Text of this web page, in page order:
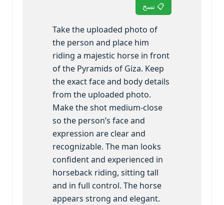
📋 نسخ
Take the uploaded photo of
the person and place him
riding a majestic horse in front
of the Pyramids of Giza. Keep
the exact face and body details
from the uploaded photo.
Make the shot medium-close
so the person’s face and
expression are clear and
recognizable. The man looks
confident and experienced in
horseback riding, sitting tall
and in full control. The horse
appears strong and elegant.